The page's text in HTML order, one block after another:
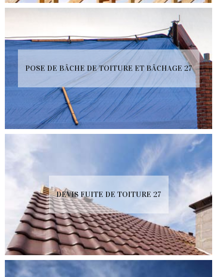
POSE DE BÂCHE DE TOITURE ET BÂCHAGE 27
DEVIS FUITE DE TOITURE 27